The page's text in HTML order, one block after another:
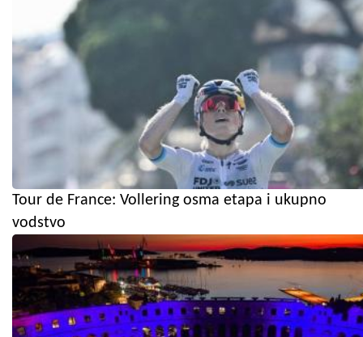
Tour de France: Vollering osma etapa i ukupno
vodstvo